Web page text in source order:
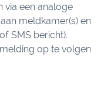
via een analoge
meldkamer(s) en
SMS bericht).
op te volgen